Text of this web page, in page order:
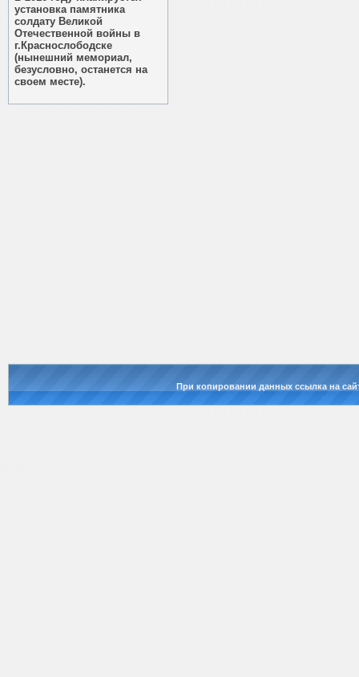
установка памятника
солдату Великой
Отечественной войны в
г.Краснослободске
(нынешний мемориал,
безусловно, останется на
своем месте).
При копировании данных ссылка на